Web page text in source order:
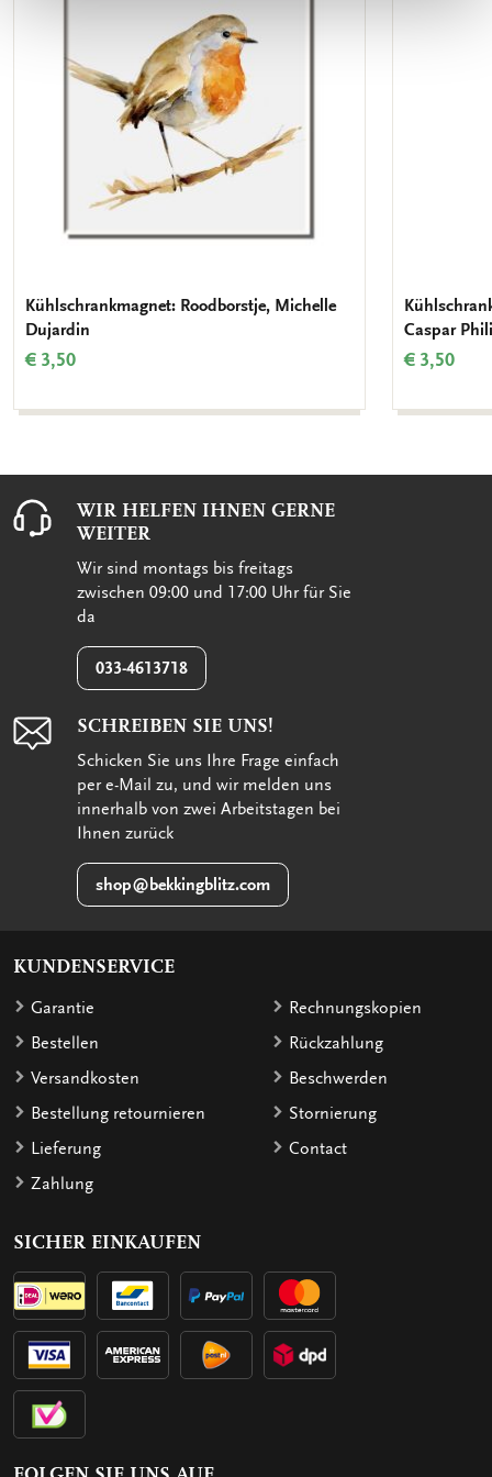
Kühlschrankmagnet: Roodborstje, Michelle
Dujardin
€ 3,50
Caspar
€ 3,50
WIR HELFEN IHNEN GERNE
WEITER
Wir sind montags bis freitags
zwischen 09:00 und 17:00 Uhr für Sie
da
033-4613718
SCHREIBEN SIE UNS!
Schicken Sie uns Ihre Frage einfach
per e-Mail zu, und wir melden uns
innerhalb von zwei Arbeitstagen bei
Ihnen zurück
shop@bekkingblitz.com
KUNDENSERVICE
Garantie
Bestellen
Versandkosten
Bestellung retournieren
Lieferung
Zahlung
Rechnungskopien
Rückzahlung
Beschwerden
Stornierung
Contact
SICHER EINKAUFEN